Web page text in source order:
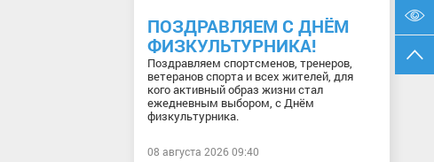
ПОЗДРАВЛЯЕМ С ДНЁМ
ФИЗКУЛЬТУРНИКА!
Поздравляем спортсменов, тренеров,
ветеранов спорта и всех жителей, для
кого активный образ жизни стал
ежедневным выбором, с Днём
физкультурника.
08 августа 2026 09:40